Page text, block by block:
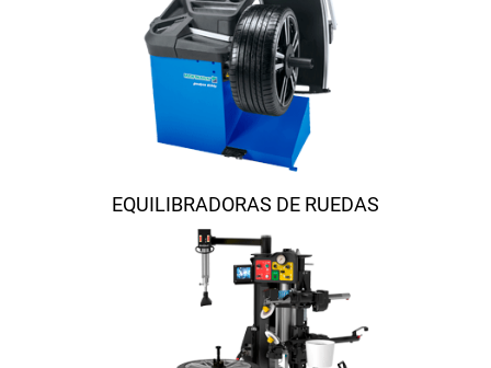
EQUILIBRADORAS DE RUEDAS